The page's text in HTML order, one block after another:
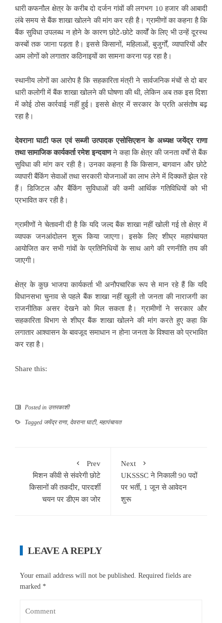
धारी कफनौल क्षेत्र के करीब दो दर्जन गांवों की लगभग 10 हजार की आबादी
लंबे समय से बैंक शाखा खोलने की मांग कर रही है। ग्रामीणों का कहना है कि
बैंक सुविधा उपलब्ध न होने के कारण छोटे-छोटे कार्यों के लिए भी उन्हें दूरस्थ
कस्बों तक जाना पड़ता है। इससे किसानों, महिलाओं, बुजुर्गों, व्यापारियों और
आम लोगों को लगातार कठिनाइयों का सामना करना पड़ रहा है।
स्थानीय लोगों का आरोप है कि सहकारिता मंत्री ने सार्वजनिक मंचों से दो बार
धारी कलोगी में बैंक शाखा खोलने की घोषणा की थी, लेकिन अब तक इस दिशा
में कोई ठोस कार्रवाई नहीं हुई। इससे क्षेत्र में सरकार के प्रति असंतोष बढ़
रहा है।
देवराना घाटी फल एवं सब्जी उत्पादक एसोसिएशन के अध्यक्ष जयेंद्र राणा
तथा सामाजिक कार्यकर्ता रमेश इन्दवाणने कहा कि क्षेत्र की जनता वर्षों से बैंक
सुविधा की मांग कर रही है। उनका कहना है कि किसान, बागवान और छोटे
व्यापारी बैंकिंग सेवाओं तथा सरकारी योजनाओं का लाभ लेने में दिक्कतें झेल रहे
हैं। डिजिटल और बैंकिंग सुविधाओं की कमी आर्थिक गतिविधियों को भी
प्रभावित कर रही है।
ग्रामीणों ने चेतावनी दी है कि यदि जल्द बैंक शाखा नहीं खोली गई तो क्षेत्र में
व्यापक जनआंदोलन शुरू किया जाएगा। इसके लिए शीघ्र महापंचायत
आयोजित कर सभी गांवों के प्रतिनिधियों के साथ आगे की रणनीति तय की
जाएगी।
क्षेत्र के कुछ भाजपा कार्यकर्ता भी अनौपचारिक रूप से मान रहे हैं कि यदि
विधानसभा चुनाव से पहले बैंक शाखा नहीं खुली तो जनता की नाराजगी का
राजनीतिक असर देखने को मिल सकता है। ग्रामीणों ने सरकार और
सहकारिता विभाग से शीघ्र बैंक शाखा खोलने की मांग करते हुए कहा कि
लगातार आश्वासन के बावजूद समाधान न होना जनता के विश्वास को प्रभावित
कर रहा है।
Share this:
Posted in उत्तरकाशी
Tagged जयेंद्र राणा, देवराना घाटी, महापंचायत
Prev
मिशन कीवी से संवरेगी छोटे
किसानों की तकदीर, पारदर्शी
चयन पर डीएम का जोर
Next
UKSSSC ने निकाली 90 पदों
पर भर्ती, 1 जून से आवेदन
शुरू
LEAVE A REPLY
Your email address will not be published. Required fields are
marked *